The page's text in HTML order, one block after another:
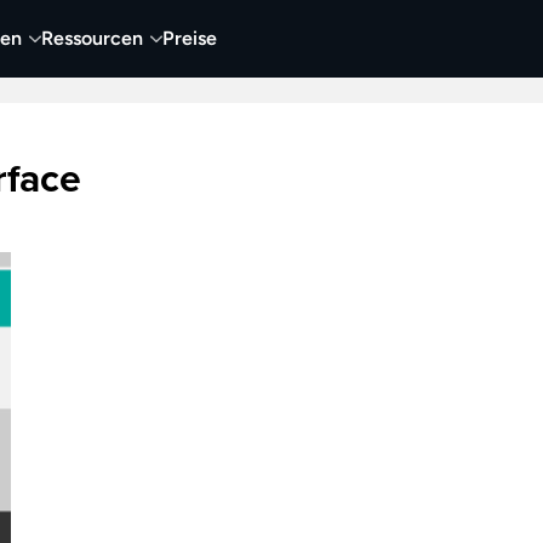
Ressourcen Preise
Video Visueller Content